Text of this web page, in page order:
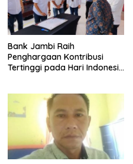
Bank Jambi Raih
Penghargaan Kontribusi
Tertinggi pada Hari Indonesia